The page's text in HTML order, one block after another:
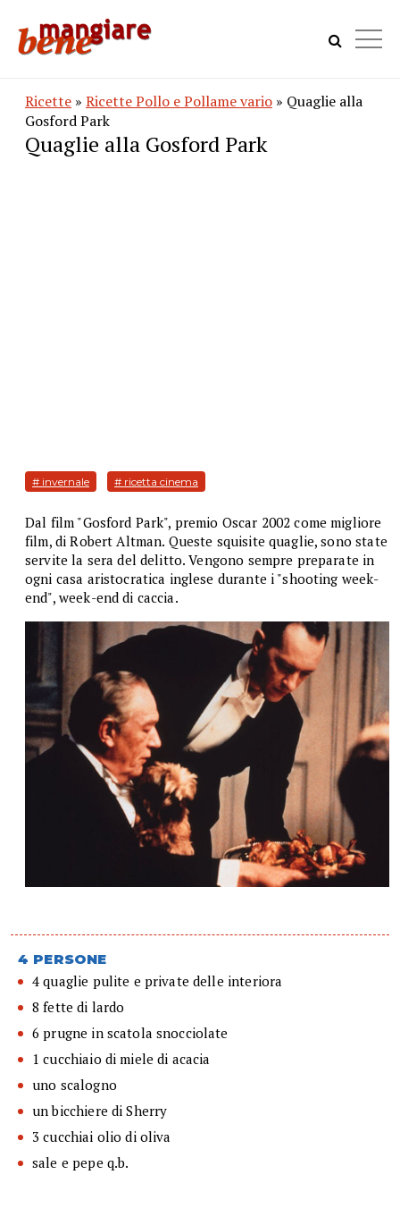
Ricette » Ricette Pollo e Pollame vario » Quaglie alla
Gosford Park
Quaglie alla Gosford Park
# invernale # ricetta cinema
Dal film "Gosford Park", premio Oscar 2002 come migliore
film, di Robert Altman. Queste squisite quaglie, sono state
servite la sera del delitto. Vengono sempre preparate in
ogni casa aristocratica inglese durante i "shooting week-
end", week-end di caccia.
4 PERSONE
4 quaglie pulite e private delle interiora
8 fette di lardo
6 prugne in scatola snocciolate
1 cucchiaio di miele di acacia
uno scalogno
un bicchiere di Sherry
3 cucchiai olio di oliva
sale e pepe q.b.